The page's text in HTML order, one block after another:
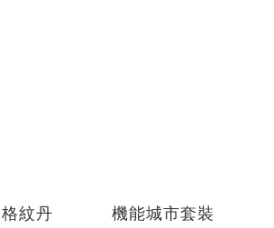
紋丹 機能城市套裝